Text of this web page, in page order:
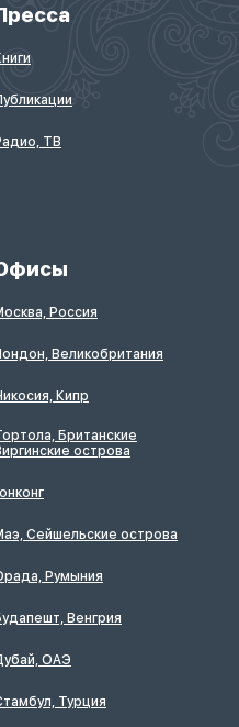
ТВ
Россия
Великобритания
Кипр
Британские
острова
Сейшельские острова
Румыния
Венгрия
ОАЭ
Турция